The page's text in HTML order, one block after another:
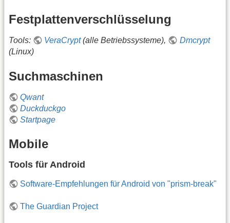
Festplattenverschlüsselung
Tools: VeraCrypt(alle Betriebssysteme),
Dmcrypt
(Linux)
Suchmaschinen
Qwant
Duckduckgo
Startpage
Mobile
Tools für Android
Software-Empfehlungen für Android von "prism-break"
The Guardian Project